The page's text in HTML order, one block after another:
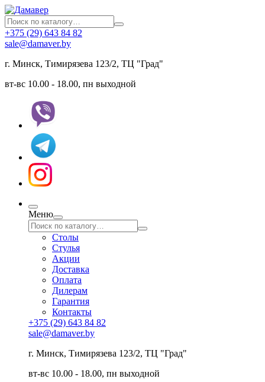
+375 (29) 643 84 82
sale@damaver.by
г. Минск, Тимирязева 123/2, ТЦ "Град"
вт-вс 10.00 - 18.00, пн выходной
Меню
Столы
Стулья
Акции
Доставка
Оплата
Дилерам
Гарантия
Контакты
+375 (29) 643 84 82
sale@damaver.by
г. Минск, Тимирязева 123/2, ТЦ "Град"
вт-вс 10.00 - 18.00, пн выходной